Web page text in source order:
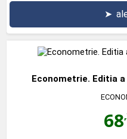
➤
Econometrie. Editia
68